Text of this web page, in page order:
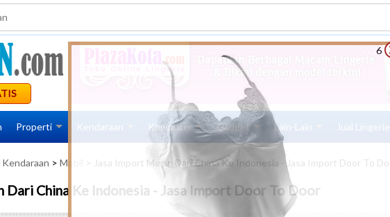
5
Properti Kendaraan Komputer Gadget Lain-Lain Jual
Kendaraan > Mobil > Jasa Import Mesin Dari China Ke Indonesia - Jasa Import Door To
Dari China Ke Indonesia - Jasa Import Door To Door